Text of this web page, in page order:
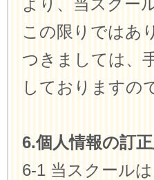
より、当スクー
この限りではあ
つきましては、
しておりますの
6.個人情報の訂
6-1 当スクール